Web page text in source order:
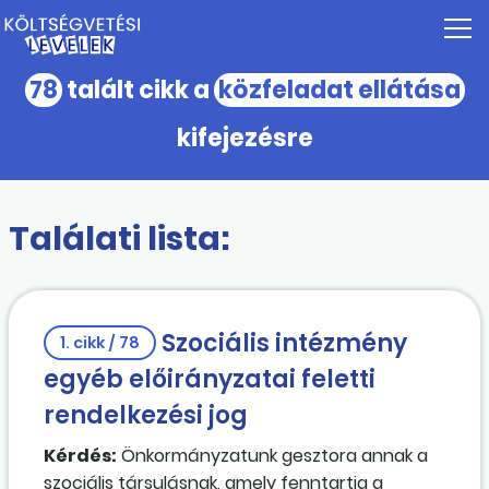
78talált cikk a közfeladat ellátása
kifejezésre
Találati lista:
1. cikk / 78
Szociális intézmény
egyéb előirányzatai feletti
rendelkezési jog
Kérdés: Önkormányzatunk gesztora annak a
szociális társulásnak, amely fenntartja a